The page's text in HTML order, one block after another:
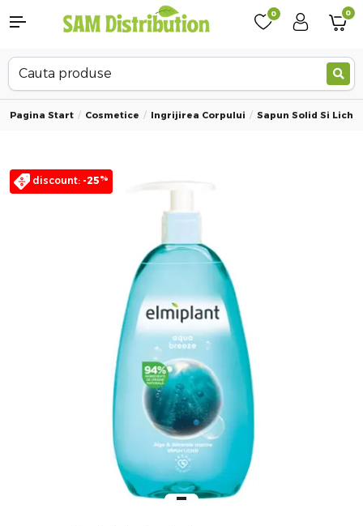
0 0
Pagina Start Cosmetice Ingrijirea Corpului Sapun Solid Si Lichid
discount: -25%